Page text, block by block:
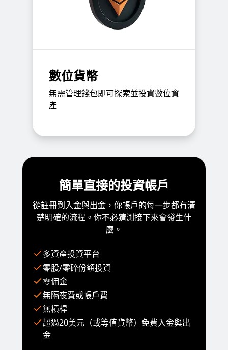
數位貨幣
無需管理錢包即可探索並投資數位資
產
簡單直接的投資帳戶
從註冊到入金與出金，你帳戶的每一步都有清
楚明確的流程。你不必猜測接下來會發生什
麼。
多資產投資平台
零股/零碎份額投資
零佣金
無隔夜費或帳戶費
無槓桿
超過20美元（或等值貨幣）免費入金與出
金